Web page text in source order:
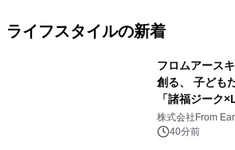
ライフスタイルの新着
フロムアース
創る、 子ども
「諸福ジーク
(日)開催
株式会社From
40分前